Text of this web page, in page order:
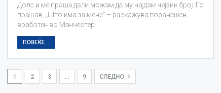
Долс и ме праша дали можам да му најдам нејзин број. Го
прашав, „Што има за мене“ – раскажува поранешен
вработен во Манчестер…
ПОВЕЌЕ...
1 2 3 9 СЛЕДНО